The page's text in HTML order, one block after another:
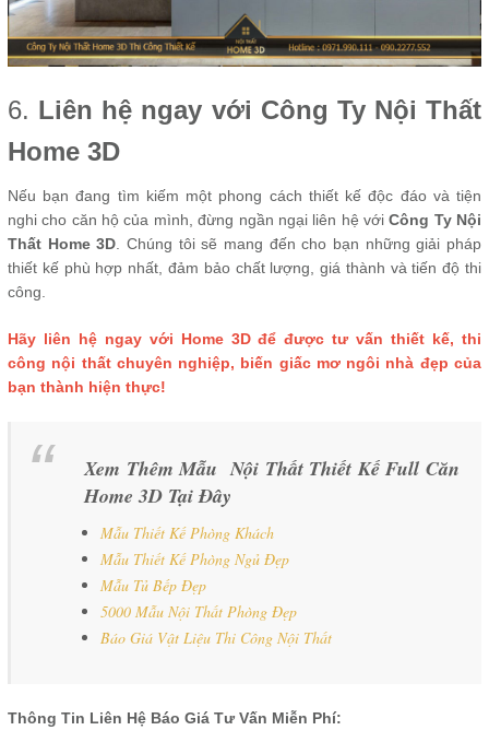
6. Liên hệ ngay với Công Ty Nội Thất
Home 3D
Nếu bạn đang tìm kiếm một phong cách thiết kế độc đáo và tiện
nghi cho căn hộ của mình, đừng ngần ngại liên hệ vớiCông Ty Nội
Thất Home 3D . Chúng tôi sẽ mang đến cho bạn những giải pháp
thiết kế phù hợp nhất, đảm bảo chất lượng, giá thành và tiến độ thi
công.
Hãy liên hệ ngay với Home 3D để được tư vấn thiết kế, thi
công nội thất chuyên nghiệp, biến giấc mơ ngôi nhà đẹp của
bạn thành hiện thực!
Xem Thêm Mẫu Nội Thất Thiết Kế Full Căn
Home 3D Tại Đây
Mẫu Thiết Kế Phòng Khách
Mẫu Thiết Kế Phòng Ngủ Đẹp
Mẫu Tủ Bếp Đẹp
5000 Mẫu Nội Thất Phòng Đẹp
Báo Giá Vật Liệu Thi Công Nội Thất
Thông Tin Liên Hệ Báo Giá Tư Vấn Miễn Phí: